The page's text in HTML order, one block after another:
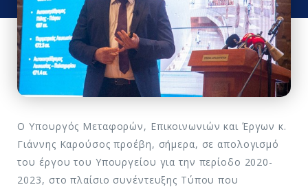
Ο Υπουργός Μεταφορών, Επικοινωνιών και Έργων κ.
Γιάννης Καρούσος προέβη, σήμερα, σε απολογισμό
του έργου του Υπουργείου για την περίοδο 2020-
2023, στο πλαίσιο συνέντευξης Τύπου που